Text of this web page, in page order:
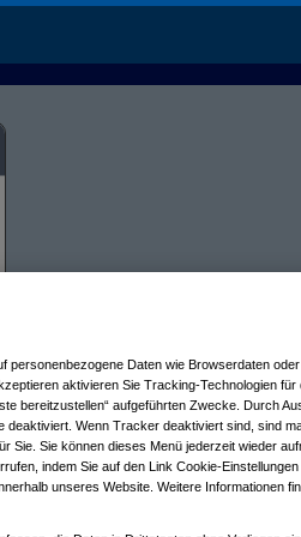
personenbezogene Daten wie Browserdaten
aktivieren Sie Tracking-Technologien für
bereitzustellen“ aufgeführten Zwecke. Durch
deaktiviert. Wenn Tracker deaktiviert sind, sind
Sie. Sie können dieses Menü jederzeit wieder
indem Sie auf den Link Cookie-
unseres Website. Weitere Informationen